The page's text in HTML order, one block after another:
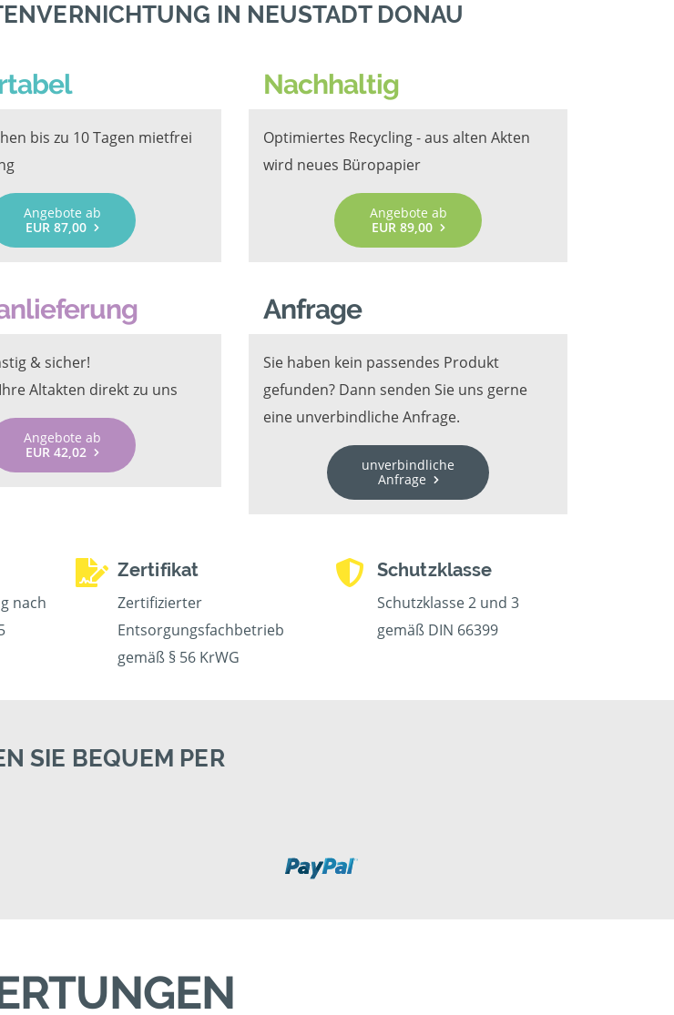
IN NEUSTADT DONAU
bis zu 10 Tagen mietfrei
Angebote ab
EUR 87,00
Nachhaltig
Optimiertes Recycling - aus alten Akten
wird neues Büropapier
Angebote ab
EUR 89,00
& sicher!
Altakten direkt zu uns
Angebote ab
EUR 42,02
Anfrage
Sie haben kein passendes Produkt
gefunden? Dann senden Sie uns gerne
eine unverbindliche Anfrage.
unverbindliche
Anfrage
nach
Zertifikat
Zertifizierter
Entsorgungsfachbetrieb
gemäß § 56 KrWG
Schutzklasse
Schutzklasse 2 und 3
gemäß DIN 66399
SIE BEQUEM PER